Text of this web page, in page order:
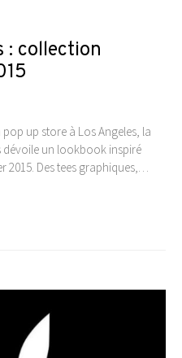
: collection
up store à Los Angeles, la
dévoile un lookbook inspiré
Des tees graphiques,…